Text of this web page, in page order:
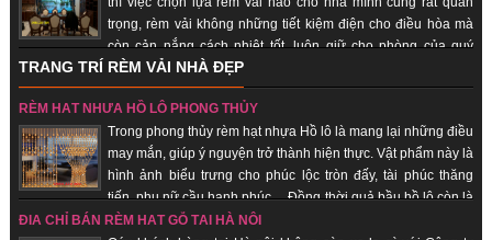
mắn, bình an.
trọng, rèm vải không những tiết kiệm điện cho điều hòa mà
còn cản nắng cách nhiệt tốt, luôn giữ cho phòng của quý
khách hàng luôn mát. Khi ai đó nhìn vào chiếc rèm của của một căn hộ,
người ta sẽ đánh giá được “gu” thẩm mỹ chủ nhân, nói cách khác, rèm vải
sẽ thể hiện cá tính, con người của bạn. Không những thế, những chiếc rèm
vải phù hợp sẽ giúp cho sinh hoạt gia đình thuận tiện, giảm đi được cái
nắng gắt của mùa hè.
TRANG TRÍ RÈM VẢI NHÀ ĐẸP
RÈM HẠT NHỰA HỒ LÔ PHONG THỦY
Trong phong thủy rèm hạt nhựa Hồ lô là mang lại những điều
may mắn, giúp ý nguyện trở thành hiện thực. Vật phẩm này là
hình ảnh biểu trưng cho phúc lộc tròn đấy, tài phúc thăng
tiến, phụ nữ cầu hạnh phúc… Đồng thời quả bầu hồ lô còn là
biểu trưng cho sự hài hòa âm dương. Nhận sản xuất theo đơn hàng, giao
ĐỊA CHỈ BÁN RÈM HẠT GỖ TẠI HÀ NỘI